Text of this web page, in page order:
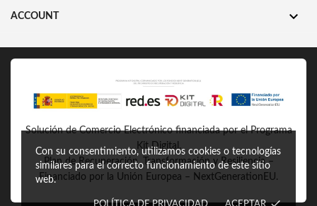
Con su consentimiento, utilizamos cookies o tecnologías
similares para el correcto funcionamiento de este sitio
web.
ACCOUNT 
Solución de Comercio Electrónico financiada por el Programa
Kit Digital.
Plan de Recuperación, Transformación y Resiliencia –
Financiado por la Unión Europea – NextGenerationEU.